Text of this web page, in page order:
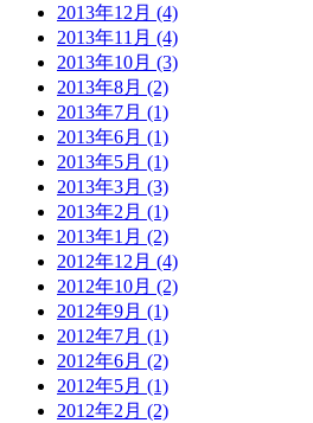
2013年12月 (4)
2013年11月 (4)
2013年10月 (3)
2013年8月 (2)
2013年7月 (1)
2013年6月 (1)
2013年5月 (1)
2013年3月 (3)
2013年2月 (1)
2013年1月 (2)
2012年12月 (4)
2012年10月 (2)
2012年9月 (1)
2012年7月 (1)
2012年6月 (2)
2012年5月 (1)
2012年2月 (2)